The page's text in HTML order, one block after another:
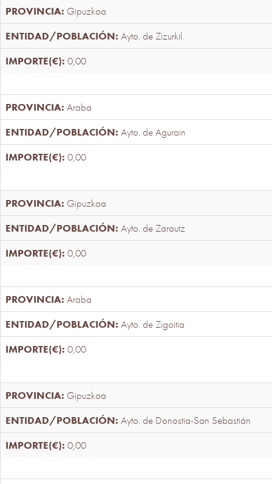
Gipuzkoa
Ayto. de Zizurkil
0,00
Araba
Ayto. de Agurain
0,00
Gipuzkoa
Ayto. de Zarautz
0,00
Araba
Ayto. de Zigoitia
0,00
Gipuzkoa
Ayto. de Donostia-San Sebastián
0,00